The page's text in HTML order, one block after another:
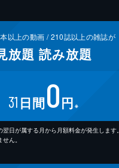
本以上の動画 /210誌以上の雑誌が
放題 読み放題
31 日間0円 ※
日が属する月から月額料金が発生します。
ん。